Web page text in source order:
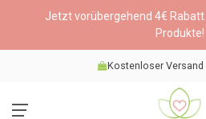
Jetzt vorübergehend 4€
Produkte!
Kostenloser Versand